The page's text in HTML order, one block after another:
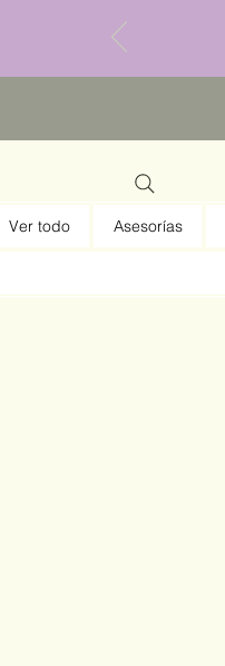
Ver todo Asesorías